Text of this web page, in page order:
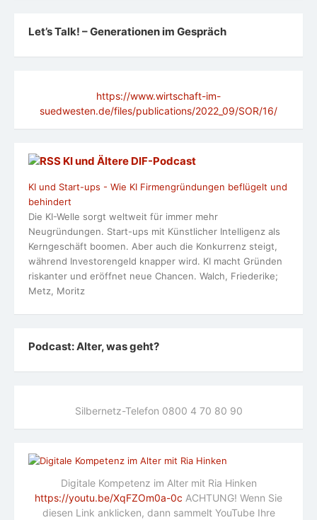
Let’s Talk! – Generationen im Gespräch
https://www.wirtschaft-im-
suedwesten.de/files/publications/2022_09/SOR/16/
KI und Ältere DlF-Podcast
KI und Start-ups - Wie KI Firmengründungen beflügelt und
behindert
Die KI-Welle sorgt weltweit für immer mehr
Neugründungen. Start-ups mit Künstlicher Intelligenz als
Kerngeschäft boomen. Aber auch die Konkurrenz steigt,
während Investorengeld knapper wird. KI macht Gründen
riskanter und eröffnet neue Chancen. Walch, Friederike;
Metz, Moritz
Podcast: Alter, was geht?
Silbernetz-Telefon 0800 4 70 80 90
Digitale Kompetenz im Alter mit Ria Hinken
https://youtu.be/XqFZOm0a-0c ACHTUNG! Wenn Sie
diesen Link anklicken, dann sammelt YouTube Ihre